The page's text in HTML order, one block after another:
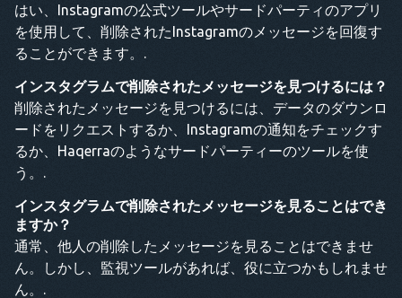
はい、Instagramの公式ツールやサードパーティのアプリ
を使用して、削除されたInstagramのメッセージを回復す
ることができます。.
インスタグラムで削除されたメッセージを見つけるには？
削除されたメッセージを見つけるには、データのダウンロ
ードをリクエストするか、Instagramの通知をチェックす
るか、Haqerraのようなサードパーティーのツールを使
う。.
インスタグラムで削除されたメッセージを見ることはでき
ますか？
通常、他人の削除したメッセージを見ることはできませ
ん。しかし、監視ツールがあれば、役に立つかもしれませ
ん。.